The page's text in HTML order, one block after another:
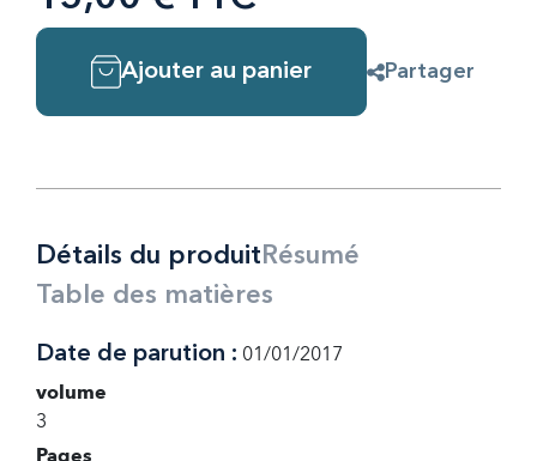
Ajouter au panier Partager
Détails du produit Résumé
Table des matières
Date de parution : 01/01/2017
volume
3
Pages